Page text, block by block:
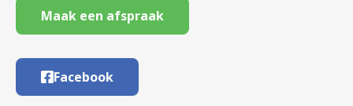
Maak een afspraak
Facebook